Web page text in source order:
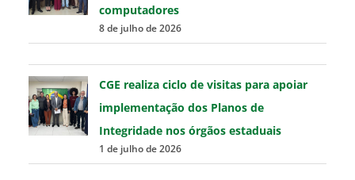
computadores
8 de julho de 2026
CGE realiza ciclo de visitas para apoiar
implementação dos Planos de
Integridade nos órgãos estaduais
1 de julho de 2026